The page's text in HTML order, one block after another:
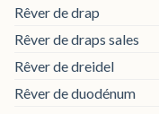
Rêver de drap
Rêver de draps sales
Rêver de dreidel
Rêver de duodénum